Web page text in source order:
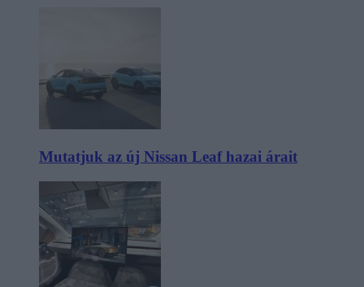
Mutatjuk az új Nissan Leaf hazai árait